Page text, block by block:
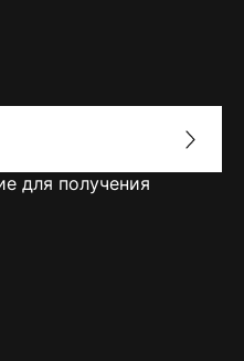
для получения